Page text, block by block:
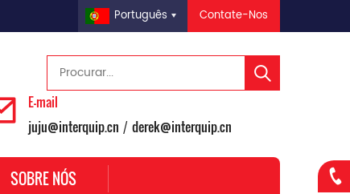
Contate-Nos
Português
E-mail
juju@interquip.cn / derek@interquip.cn
SOBRE NÓS